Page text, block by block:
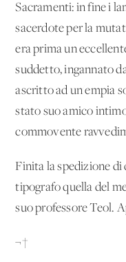
Sacramenti: in fine i
sacerdote per la
era prima un
suddetto, ingannato
ascritto ad un'empia
stato suo amico
commovente
Finita la spedizione di
tipografo quella del
suo professore Teol.
¬†